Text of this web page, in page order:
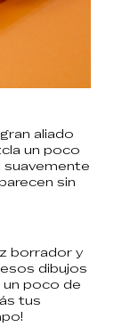
aliado
un poco
suavemente
sin
borrador y
dibujos
un poco de
tus